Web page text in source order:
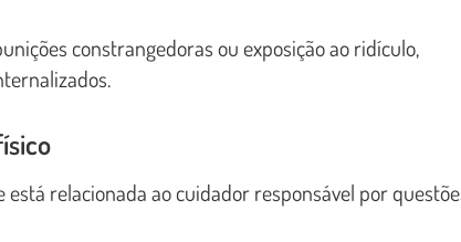
constrangedoras ou exposição ao ridículo,
relacionada ao cuidador responsável por